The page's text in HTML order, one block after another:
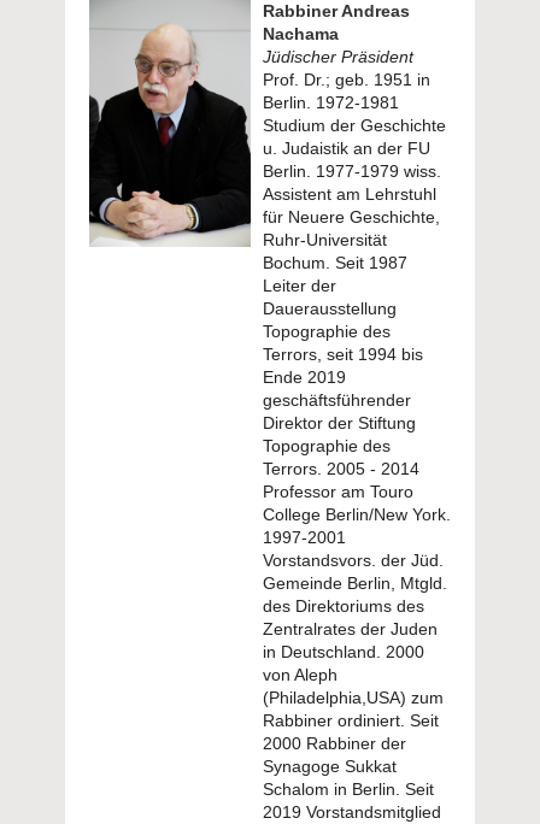
Rabbiner Andreas
Nachama
Jüdischer Präsident
Prof. Dr.; geb. 1951 in
Berlin. 1972-1981
Studium der Geschichte
u. Judaistik an der FU
Berlin. 1977-1979 wiss.
Assistent am Lehrstuhl
für Neuere Geschichte,
Ruhr-Universität
Bochum. Seit 1987
Leiter der
Dauerausstellung
Topographie des
Terrors, seit 1994 bis
Ende 2019
geschäftsführender
Direktor der Stiftung
Topographie des
Terrors. 2005 - 2014
Professor am Touro
College Berlin/New York.
1997-2001
Vorstandsvors. der Jüd.
Gemeinde Berlin, Mtgld.
des Direktoriums des
Zentralrates der Juden
in Deutschland. 2000
von Aleph
(Philadelphia,USA) zum
Rabbiner ordiniert. Seit
2000 Rabbiner der
Synagoge Sukkat
Schalom in Berlin. Seit
2019 Vorstandsmitglied